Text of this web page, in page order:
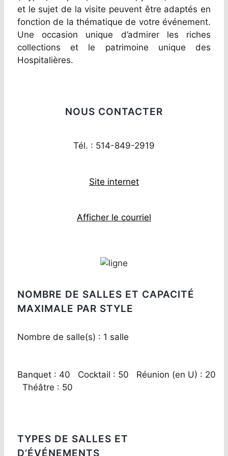
et le sujet de la visite peuvent être adaptés en
fonction de la thématique de votre événement.
Une occasion unique d’admirer les riches
collections et le patrimoine unique des
Hospitalières.
NOUS CONTACTER
Tél. : 514-849-2919
Site internet
Afficher le courriel
NOMBRE DE SALLES ET CAPACITÉ
MAXIMALE PAR STYLE
Nombre de salle(s) : 1 salle
Banquet : 40 Cocktail : 50 Réunion (en U) : 20
Théâtre : 50
TYPES DE SALLES ET
D’ÉVÉNEMENTS